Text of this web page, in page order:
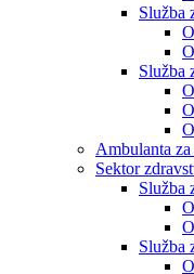
Služba
Služba
Ambulanta
Sektor
Služba
Služba